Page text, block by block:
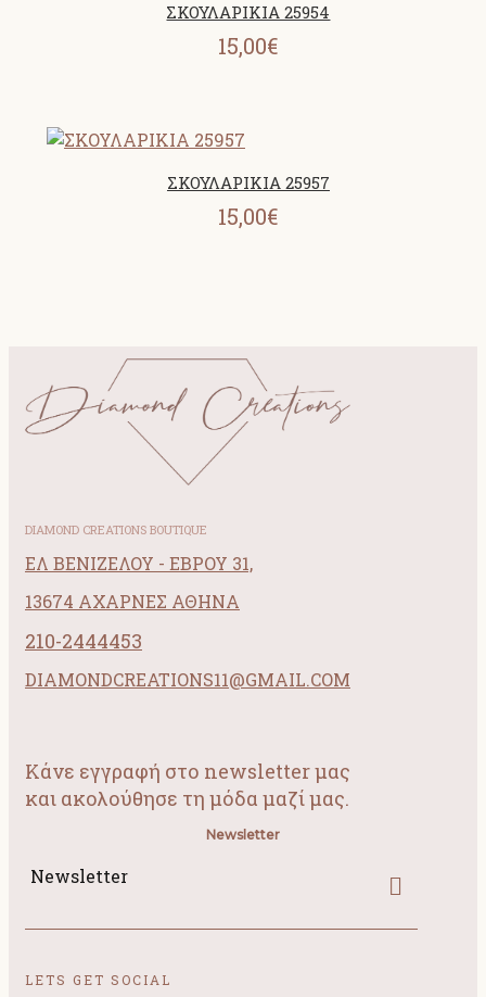
ΣΚΟΥΛΑΡΙΚΙΑ 25954
15,00€
ΣΚΟΥΛΑΡΙΚΙΑ 25957
15,00€
DIAMOND CREATIONS BOUTIQUE
ΕΛ ΒΕΝΙΖΕΛΟΥ - ΕΒΡΟΥ 31,
13674 ΑΧΑΡΝΕΣ ΑΘΗΝΑ
210-2444453
DIAMONDCREATIONS11@GMAIL.COM
Κάνε εγγραφή στο newsletter μας
και ακολούθησε τη μόδα μαζί μας.
Newsletter
Newsletter
LETS GET SOCIAL